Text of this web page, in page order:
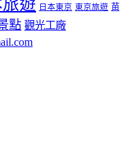
旅遊 日本東京 東京旅遊 苗
點 觀光工廠